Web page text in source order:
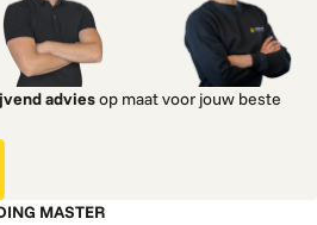
adviesop maat voor jouw beste
MASTER